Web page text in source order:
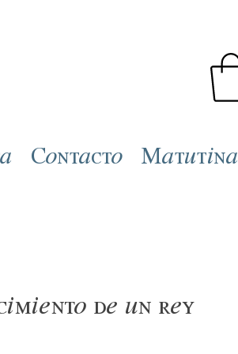
Contacto Matutina
de un rey